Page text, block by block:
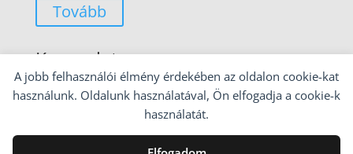
A jobb felhasználói élmény érdekében az oldalon cookie-kat
használunk. Oldalunk használatával, Ön elfogadja a cookie-k
használatát.
Tovább
Kapcsolat
30/372 3211
info@butortkeresek.hu